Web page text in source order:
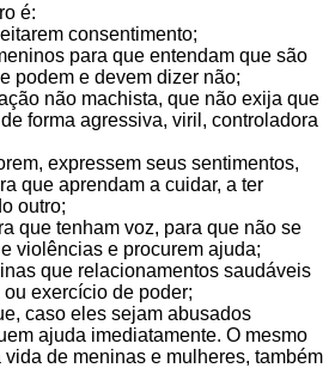
é:
consentimento;
para que entendam que são
podem e devem dizer não;
não machista, que não exija que
forma agressiva, viril, controladora
expressem seus sentimentos,
que aprendam a cuidar, a ter
outro;
que tenham voz, para que não se
violências e procurem ajuda;
que relacionamentos saudáveis
exercício de poder;
caso eles sejam abusados
ajuda imediatamente. O mesmo
de meninas e mulheres, também